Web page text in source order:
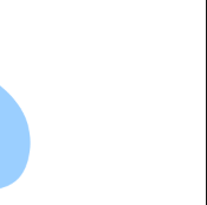
keuangan yang terdaftar di
keuangan yang
jasa keuangan yang
jawab atas tuntutan